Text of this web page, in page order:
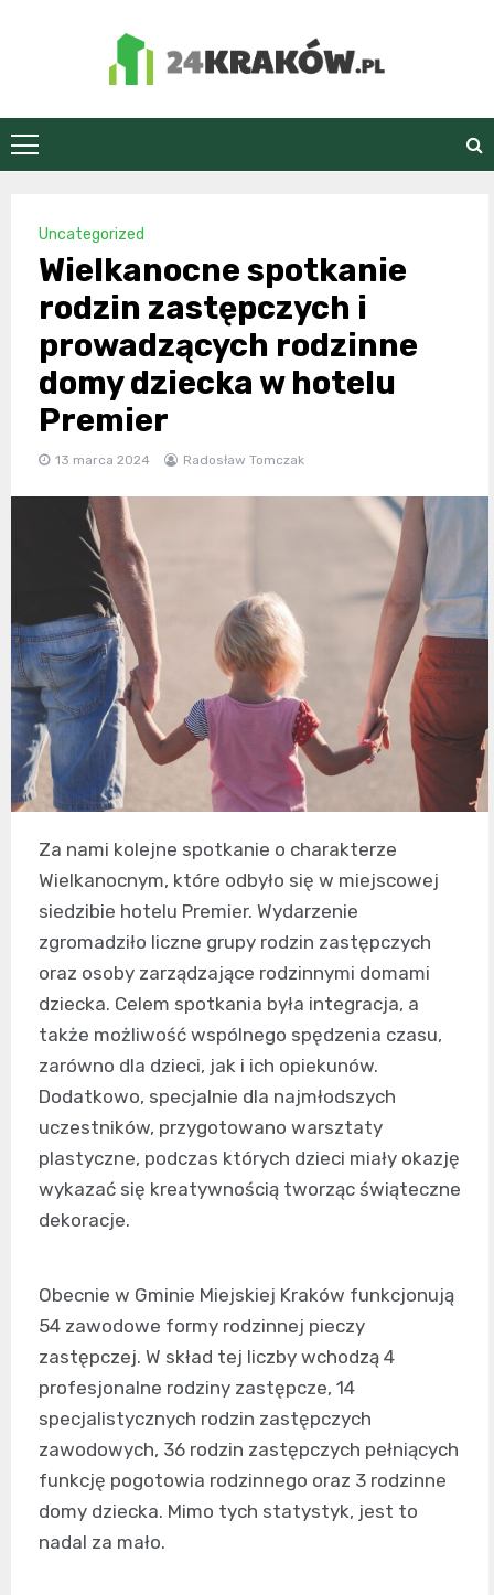
24Kraków.pl
Uncategorized
Wielkanocne spotkanie
rodzin zastępczych i
prowadzących rodzinne
domy dziecka w hotelu
Premier
13 marca 2024 Radosław Tomczak
Za nami kolejne spotkanie o charakterze
Wielkanocnym, które odbyło się w miejscowej
siedzibie hotelu Premier. Wydarzenie
zgromadziło liczne grupy rodzin zastępczych
oraz osoby zarządzające rodzinnymi domami
dziecka. Celem spotkania była integracja, a
także możliwość wspólnego spędzenia czasu,
zarówno dla dzieci, jak i ich opiekunów.
Dodatkowo, specjalnie dla najmłodszych
uczestników, przygotowano warsztaty
plastyczne, podczas których dzieci miały okazję
wykazać się kreatywnością tworząc świąteczne
dekoracje.
Obecnie w Gminie Miejskiej Kraków funkcjonują
54 zawodowe formy rodzinnej pieczy
zastępczej. W skład tej liczby wchodzą 4
profesjonalne rodziny zastępcze, 14
specjalistycznych rodzin zastępczych
zawodowych, 36 rodzin zastępczych pełniących
funkcję pogotowia rodzinnego oraz 3 rodzinne
domy dziecka. Mimo tych statystyk, jest to
nadal za mało.